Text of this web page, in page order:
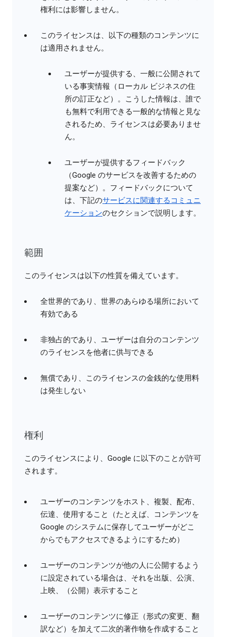
権利には影響しません。
このライセンスは、以下の種類のコンテンツに
は適用されません。
ユーザーが提供する、一般に公開されて
いる事実情報（ローカル ビジネスの住
所の訂正など）。こうした情報は、誰で
も無料で利用できる一般的な情報と見な
されるため、ライセンスは必要ありませ
ん。
ユーザーが提供するフィードバック
（Google のサービスを改善するための
提案など）。フィードバックについて
は、下記のサービスに関連するコミュニ
ケーションのセクションで説明します。
範囲
このライセンスは以下の性質を備えています。
全世界的であり、世界のあらゆる場所において
有効である
非独占的であり、ユーザーは自分のコンテンツ
のライセンスを他者に供与できる
無償であり、このライセンスの金銭的な使用料
は発生しない
権利
このライセンスにより、Google に以下のことが許可
されます。
ユーザーのコンテンツをホスト、複製、配布、
伝達、使用すること（たとえば、コンテンツを
Google のシステムに保存してユーザーがどこ
からでもアクセスできるようにするため）
ユーザーのコンテンツが他の人に公開するよう
に設定されている場合は、それを出版、公演、
上映、（公開）表示すること
ユーザーのコンテンツに修正（形式の変更、翻
訳など）を加えて二次的著作物を作成すること